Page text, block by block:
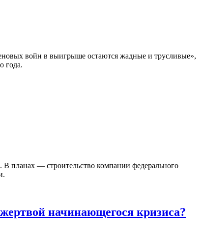
войн в выигрыше остаются жадные и трусливые»,
года.
В планах — строительство компании федерального
начинающегося кризиса?